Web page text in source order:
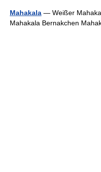
Mahakala — Weißer
Mahakala Bernakchen